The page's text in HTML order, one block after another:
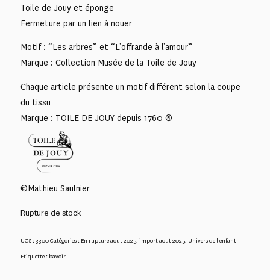
Toile de Jouy et éponge
Fermeture par un lien à nouer
Motif : “Les arbres” et “L’offrande à l’amour”
Marque : Collection Musée de la Toile de Jouy
Chaque article présente un motif différent selon la coupe
du tissu
Marque : TOILE DE JOUY depuis 1760 ®
©Mathieu Saulnier
Rupture de stock
UGS :3300Catégories : En rupture aout 2025, import aout 2025, Univers de l'enfant
Étiquette : bavoir